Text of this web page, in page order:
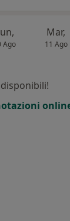
Ago
Mar,
11 Ago